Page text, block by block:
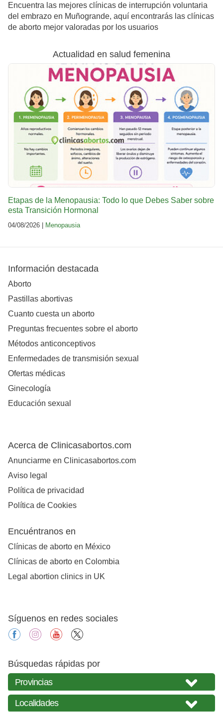
Encuentra las mejores clínicas de interrupción voluntaria
del embrazo en Muñogrande, aquí encontrarás las clínicas
de aborto mejor valoradas por los usuarios
Actualidad en salud femenina
Etapas de la Menopausia: Todo lo que Debes Saber sobre
esta Transición Hormonal
04/08/2026 | Menopausia
Información destacada
Aborto
Pastillas abortivas
Cuanto cuesta un aborto
Preguntas frecuentes sobre el aborto
Métodos anticonceptivos
Enfermedades de transmisión sexual
Ofertas médicas
Ginecología
Educación sexual
Acerca de Clinicasabortos.com
Anunciarme en Clinicasabortos.com
Aviso legal
Política de privacidad
Política de Cookies
Encuéntranos en
Clínicas de aborto en México
Clínicas de aborto en Colombia
Legal abortion clinics in UK
Síguenos en redes sociales
facebookinstagramyoutube
Búsquedas rápidas por